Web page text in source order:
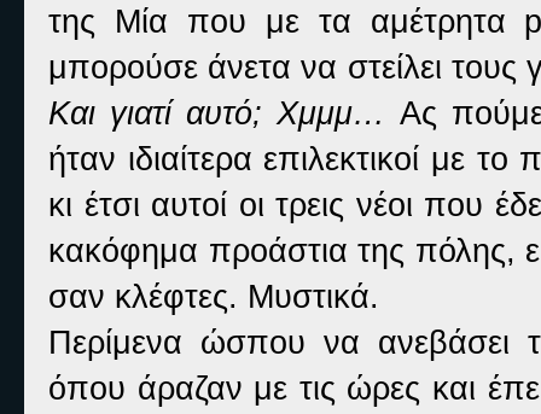
της Μία που με τα αμέτρητα
μπορούσε άνετα να στείλει
Και γιατί αυτό; Χμμμ… Ας
ήταν ιδιαίτερα επιλεκτικοί με
κι έτσι αυτοί οι τρεις νέοι που
κακόφημα προάστια της πόλης,
σαν κλέφτες. Μυστικά.
Περίμενα ώσπου να ανεβάσει
όπου άραζαν με τις ώρες και